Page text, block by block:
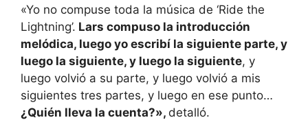
«Yo no compuse toda la música de ‘Ride the
Lightning’. Lars compuso la introducción
melódica, luego yo escribí la siguiente parte, y
luego la siguiente, y luego la siguiente, y
luego volvió a su parte, y luego volvió a mis
siguientes tres partes, y luego en ese punto…
¿Quién lleva la cuenta?», detalló.